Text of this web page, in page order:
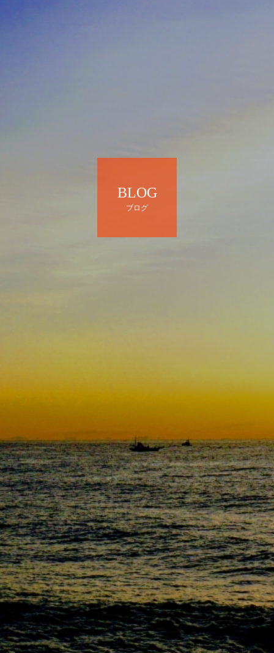
BLOG
ブログ